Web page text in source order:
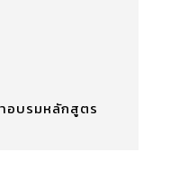
อบรมหลักสูตร